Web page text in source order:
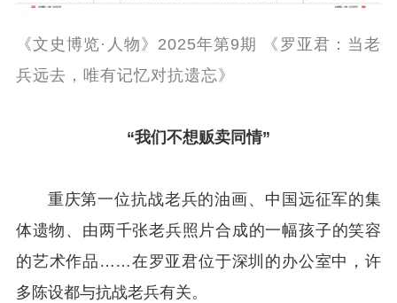
《文史博览·人物》2025年第9期 《罗亚君：当老
兵远去，唯有记忆对抗遗忘》
“我们不想贩卖同情”
重庆第一位抗战老兵的油画、中国远征军的集
体遗物、由两千张老兵照片合成的一幅孩子的笑容
的艺术作品……在罗亚君位于深圳的办公室中，许
多陈设都与抗战老兵有关。